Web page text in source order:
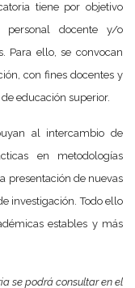
tiene por objetivo
personal docente y/o
Para ello, se convocan
con fines docentes y
educación superior.
al intercambio de
en metodologías
presentación de nuevas
investigación. Todo ello
estables y más
se podrá consultar en el